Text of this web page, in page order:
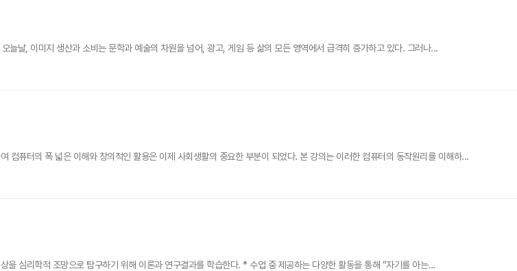
늘날, 이미지 생산과 소비는 문학과 예술의 차원을 넘어, 광고, 게임 등 삶의 모든 영역에서 급격히 증가하고 있다. 그러나...
컴퓨터의 폭 넓은 이해와 창의적인 활용은 이제 사회생활의 중요한 부분이 되었다. 본 강의는 이러한 컴퓨터의 동작원리를 이해하...
심리학적 조망으로 탐구하기 위해 이론과 연구결과를 학습한다. * 수업 중 제공하는 다양한 활동을 통해 “자기를 아는...